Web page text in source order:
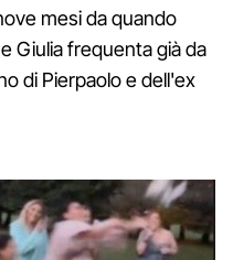
mesi da quando
Giulia frequenta già da
di Pierpaolo e dell'ex